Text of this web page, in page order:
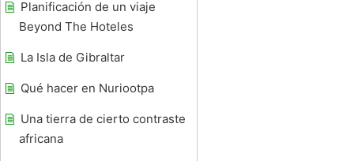
Planificación de un viaje
Beyond The Hoteles
La Isla de Gibraltar
Qué hacer en Nuriootpa
Una tierra de cierto contraste
africana